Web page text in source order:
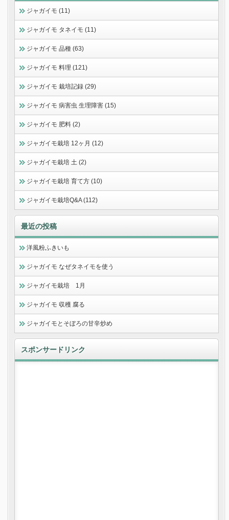
ジャガイモ (11)
ジャガイモ タネイモ (11)
ジャガイモ 品種 (63)
ジャガイモ 料理 (121)
ジャガイモ 栽培記録 (29)
ジャガイモ 病害虫 生理障害 (15)
ジャガイモ 肥料 (2)
ジャガイモ栽培 12ヶ月 (12)
ジャガイモ栽培 土 (2)
ジャガイモ栽培 育て方 (10)
ジャガイモ栽培Q&A (112)
最近の投稿
洋風粉ふきいも
ジャガイモ なぜタネイモを使う
ジャガイモ栽培 1月
ジャガイモ 収穫 腐る
ジャガイモとそぼろの甘辛炒め
スポンサードリンク